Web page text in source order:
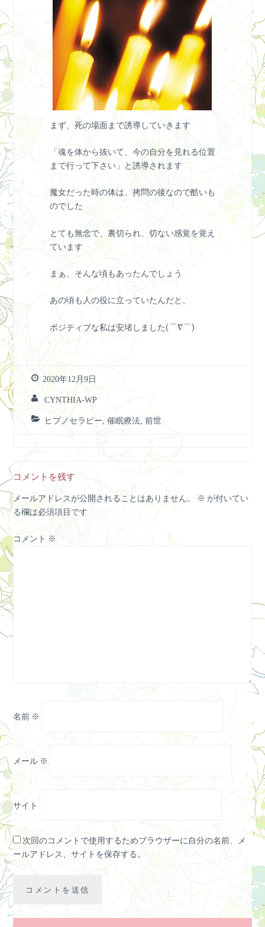
まず、死の場面まで誘導していきます
「魂を体から抜いて、今の自分を見れる位置
まで行って下さい」と誘導されます
魔女だった時の体は、拷問の後なので酷いも
のでした
とても無念で、裏切られ、切ない感覚を覚え
ています
まぁ、そんな頃もあったんでしょう
あの頃も人の役に立っていたんだと、
ポジティブな私は安堵しました(⌒∇⌒)
2020年12月9日
CYNTHIA-WP
ヒプノセラピー ,催眠療法 ,前世
コメントを残す
メールアドレスが公開されることはありません。 ※ が付いてい
る欄は必須項目です
コメント ※
名前 ※
メール ※
サイト
次回のコメントで使用するためブラウザーに自分の名前、メ
ールアドレス、サイトを保存する。